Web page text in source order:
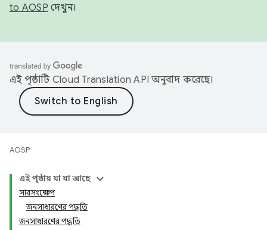
to AOSP দেখুন।
এই পৃষ্ঠাটি Cloud Translation API অনুবাদ করেছে।
AOSP
এই পৃষ্ঠায় যা যা আছে
সারসংক্ষেপ
জনসাধারণের পদ্ধতি
জনসাধারণের পদ্ধতি